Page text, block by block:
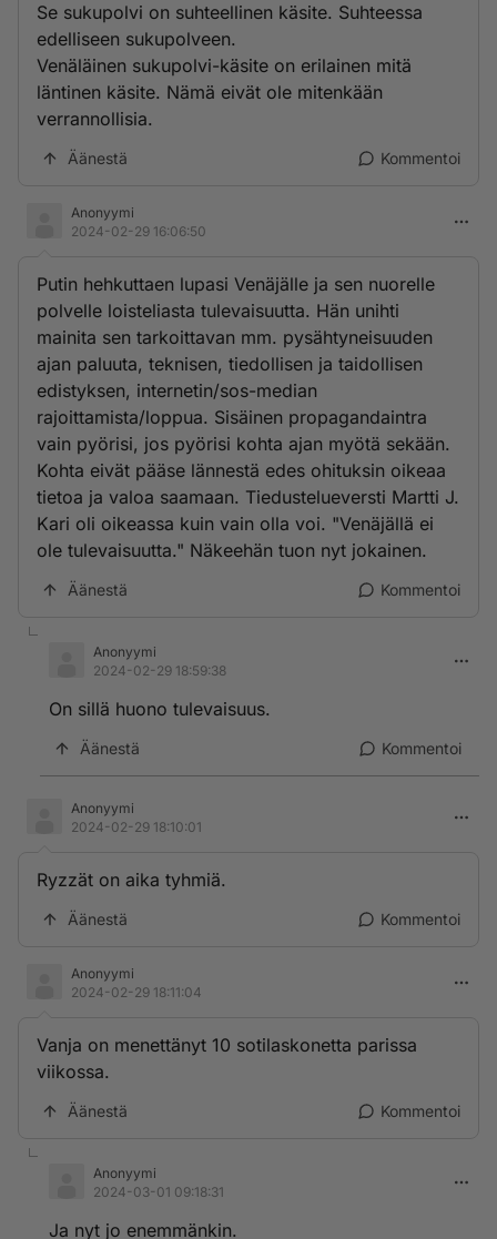
Se sukupolvi on suhteellinen käsite. Suhteessa
edelliseen sukupolveen.
Venäläinen sukupolvi-käsite on erilainen mitä
läntinen käsite. Nämä eivät ole mitenkään
verrannollisia.
Äänestä Kommentoi
Anonyymi
2024-02-29 16:06:50
Putin hehkuttaen lupasi Venäjälle ja sen nuorelle
polvelle loisteliasta tulevaisuutta. Hän unihti
mainita sen tarkoittavan mm. pysähtyneisuuden
ajan paluuta, teknisen, tiedollisen ja taidollisen
edistyksen, internetin/sos-median
rajoittamista/loppua. Sisäinen propagandaintra
vain pyörisi, jos pyörisi kohta ajan myötä sekään.
Kohta eivät pääse lännestä edes ohituksin oikeaa
tietoa ja valoa saamaan. Tiedustelueversti Martti J.
Kari oli oikeassa kuin vain olla voi. "Venäjällä ei
ole tulevaisuutta." Näkeehän tuon nyt jokainen.
Äänestä Kommentoi
Anonyymi
2024-02-29 18:59:38
On sillä huono tulevaisuus.
Äänestä Kommentoi
Anonyymi
2024-02-29 18:10:01
Ryzzät on aika tyhmiä.
Äänestä Kommentoi
Anonyymi
2024-02-29 18:11:04
Vanja on menettänyt 10 sotilaskonetta parissa
viikossa.
Äänestä Kommentoi
Anonyymi
2024-03-01 09:18:31
Ja nyt jo enemmänkin.